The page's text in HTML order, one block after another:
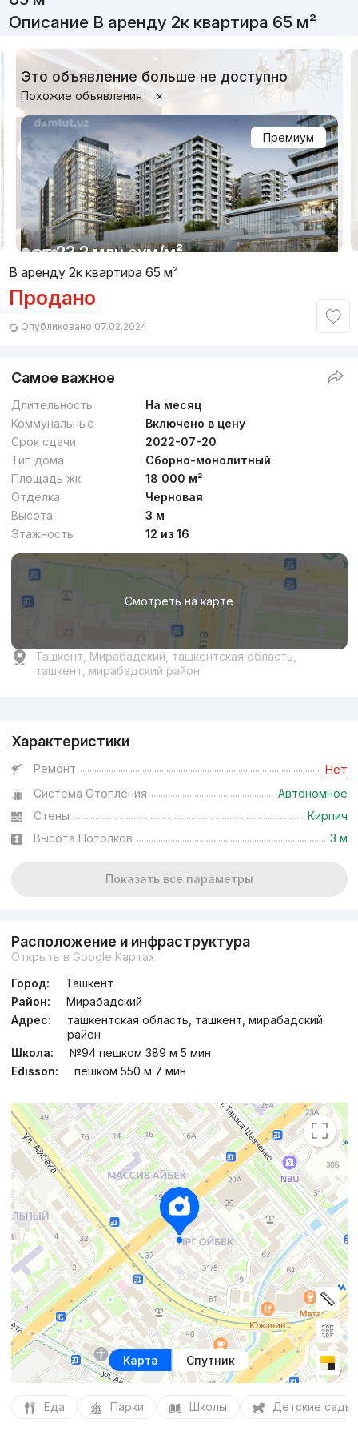
Описание В аренду 2к квартира 65 м²
Это объявление больше не доступно
Похожие объявления ×
Премиум
от23.2 млн сум/м²
Сдан 2025,
ЖК «Mavera Town»
от сум/м²
Сдан 2023,NOVASTROY
ЖК «Parkwood»
+998 (93) 501...
Бизнес
от28.1 млн сум/м²
Сдача 4кв 2026
ЖК «Venera Residence»
1/25
В аренду 2к квартира 65 м²
Продано
Опубликовано 07.02.2024
Самое важное
Длительность
На месяц
Коммунальные
Включено в цену
Срок сдачи
2022-07-20
Тип дома
Сборно-монолитный
Площадь жк
18 000 м²
Отделка
Черновая
Высота
3 м
Этажность
12 из 16
Смотреть на карте
Ташкент, Мирабадский, ташкентская область,
ташкент, мирабадский район
Характеристики
Ремонт Нет
Система Отопления
Автономное
Стены
Кирпич
Высота Потолков
3 м
Показать все параметры
Расположение и инфраструктура
Открыть в Google Картах
Город:
Ташкент
Район:
Мирабадский
Адрес:
ташкентская область, ташкент, мирабадский
район
Школа:
№94 пешком 389 м 5 мин
Edisson:
пешком 550 м 7 мин
Карта Спутник
Еда Парки Школы Детские сады